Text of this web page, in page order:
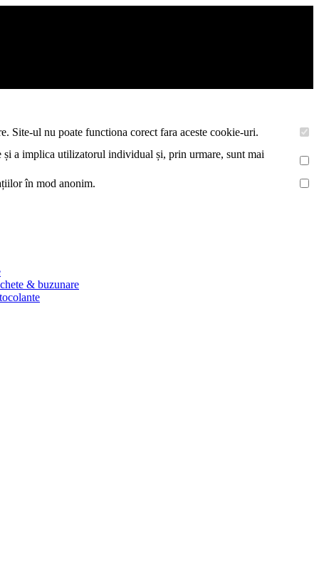
Site-ul nu poate functiona corect fara aceste cookie-uri.
și a implica utilizatorul individual și, prin urmare, sunt mai
în mod anonim.
& buzunare